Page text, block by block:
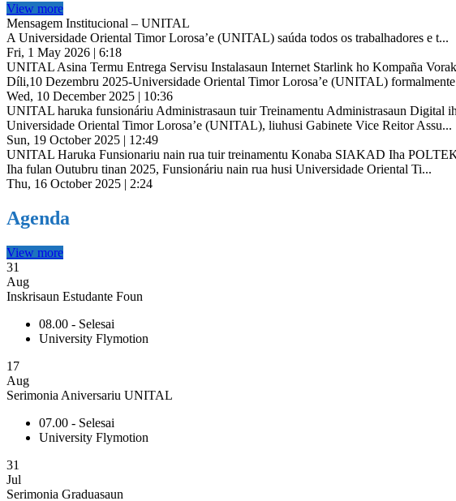
View more
Mensagem Institucional – UNITAL
A Universidade Oriental Timor Lorosa’e (UNITAL) saúda todos os trabalhadores e t...
Fri, 1 May 2026 | 6:18
UNITAL Asina Termu Entrega Servisu Instalasaun Internet Starlink ho Kompaña
Díli,10 Dezembru 2025-Universidade Oriental Timor Lorosa’e (UNITAL)
Wed, 10 December 2025 | 10:36
UNITAL haruka funsionáriu Administrasaun tuir Treinamentu Administrasaun Digital
Universidade Oriental Timor Lorosa’e (UNITAL), liuhusi Gabinete Vice Reitor Assu...
Sun, 19 October 2025 | 12:49
UNITAL Haruka Funsionariu nain rua tuir treinamentu Konaba SIAKAD Iha
Iha fulan Outubru tinan 2025, Funsionáriu nain rua husi Universidade Oriental Ti...
Thu, 16 October 2025 | 2:24
Agenda
View more
31
Aug
Inskrisaun Estudante Foun
08.00 - Selesai
University Flymotion
17
Aug
Serimonia Aniversariu UNITAL
07.00 - Selesai
University Flymotion
31
Jul
Serimonia Graduasaun